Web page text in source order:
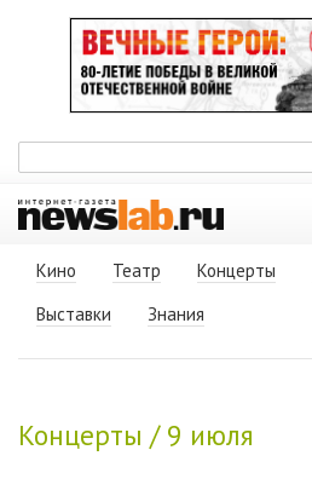
Кино
Театр Концерты
Выставки
Знания
Концерты / 9 июля